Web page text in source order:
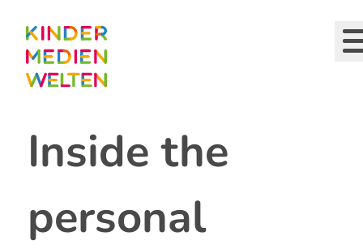
Inhalt
Inside the
personal